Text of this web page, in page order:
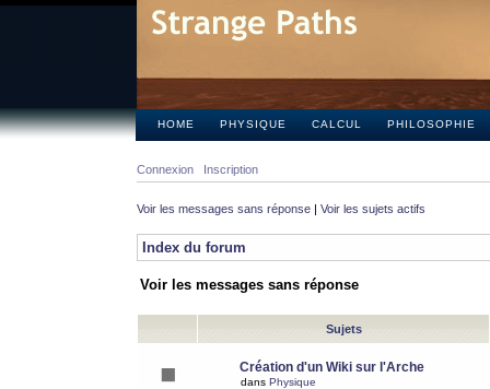
HOME PHYSIQUE CALCUL PHILOSOPHIE
Connexion Inscription
Voir les messages sans réponse | Voir les sujets actifs
Index du forum
Voir les messages sans réponse
Sujets
Création d'un Wiki sur l'Arche
dans Physique